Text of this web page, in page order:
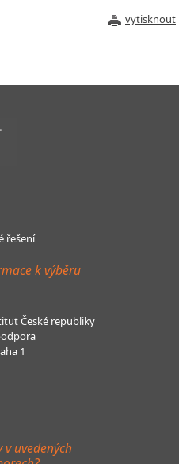
vytisknout
řešení
k výběru
České republiky
1
uvedených